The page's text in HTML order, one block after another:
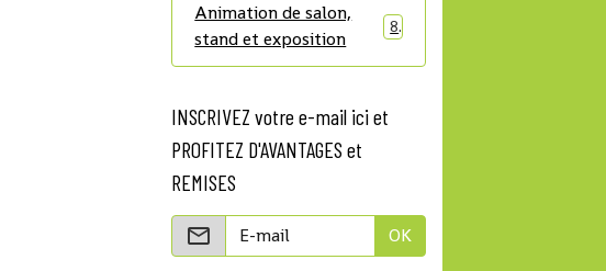
Animation de salon,
stand et exposition
8
INSCRIVEZ votre e-mail ici et
PROFITEZ D'AVANTAGES et
REMISES
OK